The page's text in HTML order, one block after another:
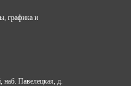
графика и
Павелецкая, д.